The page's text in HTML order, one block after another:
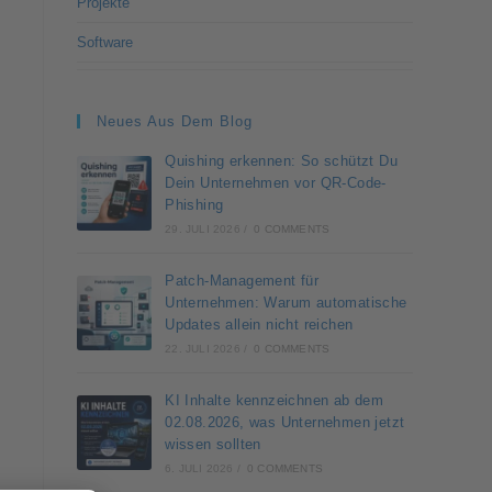
Software
Neues Aus Dem Blog
Quishing erkennen: So schützt Du
Dein Unternehmen vor QR-Code-
Phishing
29. JULI 2026 0 COMMENTS
Patch-Management für
Unternehmen: Warum automatische
Updates allein nicht reichen
22. JULI 2026 0 COMMENTS
KI Inhalte kennzeichnen ab dem
02.08.2026, was Unternehmen jetzt
wissen sollten
6. JULI 2026 0 COMMENTS